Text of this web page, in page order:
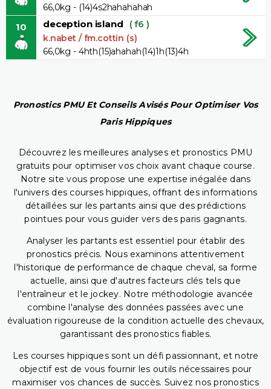
66,0kg - (14)4s2hahahahah
10 deception island ( f6 )
k.nabet / fm.cottin (s)
66,0kg - 4hth(15)ahahah(14)1h(13)4h
Pronostics PMU Et Conseils Avisés Pour Optimiser Vos
Paris Hippiques
Découvrez les meilleures analyses et pronostics PMU
gratuits pour optimiser vos choix avant chaque course.
Notre site vous propose une expertise inégalée dans
l'univers des courses hippiques, offrant des informations
détaillées sur les partants ainsi que des prédictions
pointues pour vous guider vers des paris gagnants.
Analyser les partants est essentiel pour établir des
pronostics précis. Nous examinons attentivement
l'historique de performance de chaque cheval, sa forme
actuelle, ainsi que d'autres facteurs clés tels que
l'entraîneur et le jockey. Notre méthodologie avancée
combine l'analyse des données passées avec une
évaluation rigoureuse de la condition actuelle des chevaux,
garantissant des pronostics fiables.
Les courses hippiques sont un défi passionnant, et notre
objectif est de vous fournir les outils nécessaires pour
maximiser vos chances de succès. Suivez nos pronostics